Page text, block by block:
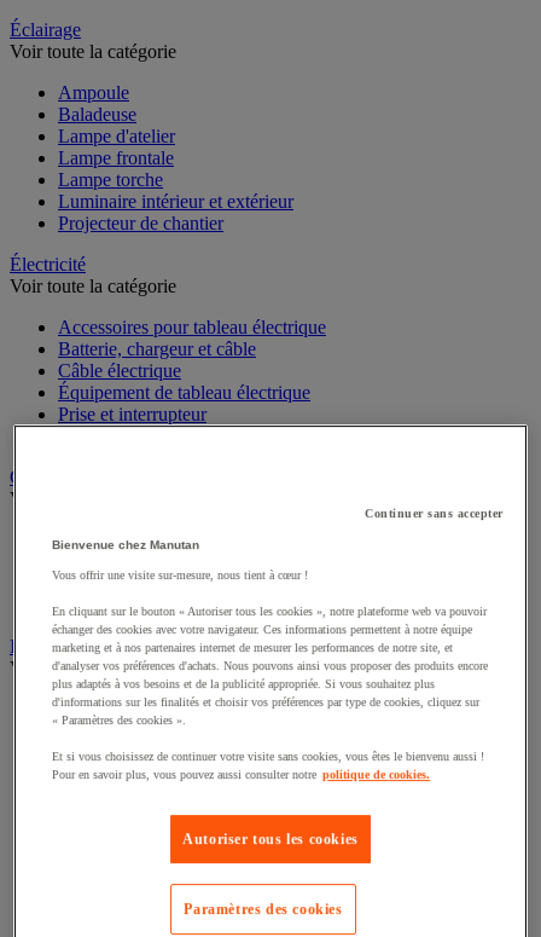
Éclairage
Voir toute la catégorie
Ampoule
Baladeuse
Lampe d'atelier
Lampe frontale
Lampe torche
Luminaire intérieur et extérieur
Projecteur de chantier
Électricité
Voir toute la catégorie
Accessoires pour tableau électrique
Batterie, chargeur et câble
Câble électrique
Équipement de tableau électrique
Prise et interrupteur
Graissage et lubrifiant
Voir toute la catégorie
Anti-adhérent
Lubrifiant et dégrippant
Outils de graissage
Instrument de mesure
Voir toute la catégorie
Balance industrielle
Compteur et compteur-métreur
Dynamomètre
Équipement optique
Mesure de distance
Mesure de la vitesse
Mesure de l'environnement
Mesure d'électricité
Mesure du temps
Continuer sans accepter
Bienvenue chez Manutan
Vous offrir une visite sur-mesure, nous tient à cœur !
En cliquant sur le bouton « Autoriser tous les cookies », notre plateforme web va pouvoir
échanger des cookies avec votre navigateur. Ces informations permettent à notre équipe
marketing et à nos partenaires internet de mesurer les performances de notre site, et
d'analyser vos préférences d'achats. Nous pouvons ainsi vous proposer des produits encore
plus adaptés à vos besoins et de la publicité appropriée. Si vous souhaitez plus
d'informations sur les finalités et choisir vos préférences par type de cookies, cliquez sur
« Paramètres des cookies ».
Et si vous choisissez de continuer votre visite sans cookies, vous êtes le bienvenu aussi !
Pour en savoir plus, vous pouvez aussi consulter notre politique de cookies.
Autoriser tous les cookies
Paramètres des cookies